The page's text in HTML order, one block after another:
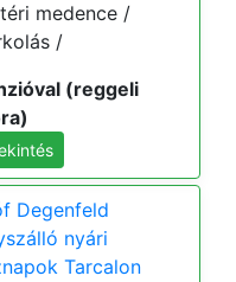
medence /
/
(reggeli
Degenfeld
nyári
Tarcalon